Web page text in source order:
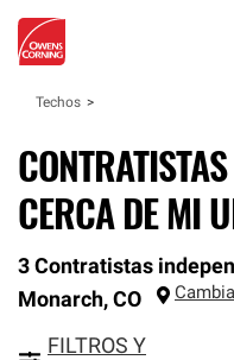
Techos
CERCA DE MI
3 Contratistas
Monarch, CO
FILTROS Y